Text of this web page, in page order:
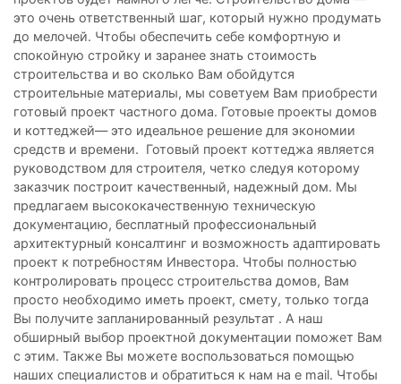
это очень ответственный шаг, который нужно продумать
до мелочей. Чтобы обеспечить себе комфортную и
спокойную стройку и заранее знать стоимость
строительства и во сколько Вам обойдутся
строительные материалы, мы советуем Вам приобрести
готовый проект частного дома. Готовые проекты домов
и коттеджей— это идеальное решение для экономии
средств и времени. Готовый проект коттеджа является
руководством для строителя, четко следуя которому
заказчик построит качественный, надежный дом. Мы
предлагаем высококачественную техническую
документацию, бесплатный профессиональный
архитектурный консалтинг и возможность адаптировать
проект к потребностям Инвестора. Чтобы полностью
контролировать процесс строительства домов, Вам
просто необходимо иметь проект, смету, только тогда
Вы получите запланированный результат . А наш
обширный выбор проектной документации поможет Вам
с этим. Также Вы можете воспользоваться помощью
наших специалистов и обратиться к нам на e mail. Чтобы